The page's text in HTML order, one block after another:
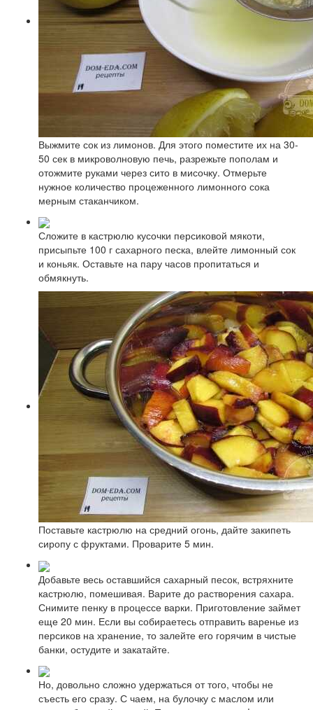
Выжмите сок из лимонов. Для этого поместите их на 30-
50 сек в микроволновую печь, разрежьте пополам и
отожмите руками через сито в мисочку. Отмерьте
нужное количество процеженного лимонного сока
мерным стаканчиком.
Сложите в кастрюлю кусочки персиковой мякоти,
присыпьте 100 г сахарного песка, влейте лимонный сок
и коньяк. Оставьте на пару часов пропитаться и
обмякнуть.
Поставьте кастрюлю на средний огонь, дайте закипеть
сиропу с фруктами. Проварите 5 мин.
Добавьте весь оставшийся сахарный песок, встряхните
кастрюлю, помешивая. Варите до растворения сахара.
Снимите пенку в процессе варки. Приготовление займет
еще 20 мин. Если вы собираетесь отправить варенье из
персиков на хранение, то залейте его горячим в чистые
банки, остудите и закатайте.
Но, довольно сложно удержаться от того, чтобы не
съесть его сразу. С чаем, на булочку с маслом или